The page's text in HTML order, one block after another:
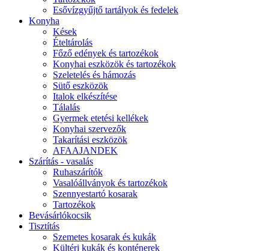
Esővízgyűjtő tartályok és fedelek
Konyha
Kések
Ételtárolás
Főző edények és tartozékok
Konyhai eszközök és tartozékok
Szeletelés és hámozás
Sütő eszközök
Italok elkészítése
Tálalás
Gyermek etetési kellékek
Konyhai szervezők
Takarítási eszközök
AFAAJANDEK
Szárítás - vasalás
Ruhaszárítók
Vasalóállványok és tartozékok
Szennyestartó kosarak
Tartozékok
Bevásárlókocsik
Tisztítás
Szemetes kosarak és kukák
Kültéri kukák és konténerek